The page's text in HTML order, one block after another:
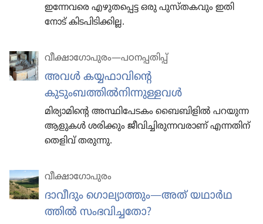
ഇന്നേവരെ എഴുത​പ്പെട്ട ഒരു പുസ്‌ത​ക​വും ഇതി​
നോട്‌ കിടപി​ടി​ക്കി​ല്ല.
വീക്ഷാഗോപുരം—പഠനപ്പതിപ്പ്
അവൾ കയ്യഫാവിന്റെ
കുടുംബത്തിൽനിന്നുള്ളവൾ
മിര്യാമിന്റെ അസ്ഥിപേടകം ബൈബിളിൽ പറയുന്ന
ആളുകൾ ശരിക്കും ജീവിച്ചിരുന്നവരാണ്‌ എന്നതിന്‌
തെളിവ്‌ തരുന്നു.
വീക്ഷാഗോപുരം
ദാവീ​ദും ഗൊല്യാ​ത്തും​—അത്‌ യഥാർഥ​
ത്തിൽ സംഭവി​ച്ച​തോ?